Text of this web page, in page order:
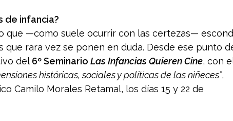
de infancia?
que —como suele ocurrir con las certezas—
rara vez se ponen en duda. Desde ese punto
del 6º Seminario Las Infancias Quieren Cine, con
históricas, sociales y políticas de las niñeces”,
Camilo Morales Retamal, los días 15 y 22 de